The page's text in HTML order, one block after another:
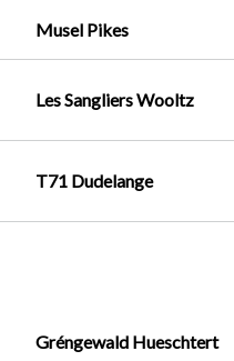
Musel Pikes
Les Sangliers Wooltz
T71 Dudelange
Gréngewald Hueschtert